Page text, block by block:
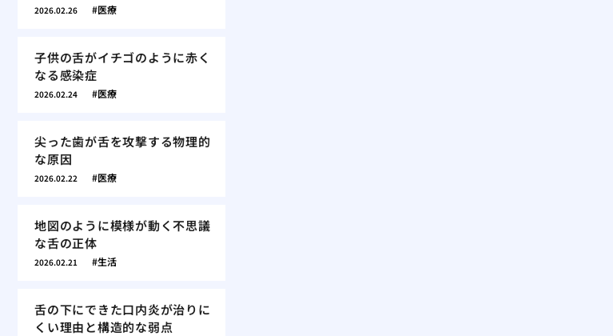
2026.02.26 医療
子供の舌がイチゴのように赤く
なる感染症
2026.02.24 医療
尖った歯が舌を攻撃する物理的
な原因
2026.02.22 医療
地図のように模様が動く不思議
な舌の正体
2026.02.21 生活
舌の下にできた口内炎が治りに
くい理由と構造的な弱点